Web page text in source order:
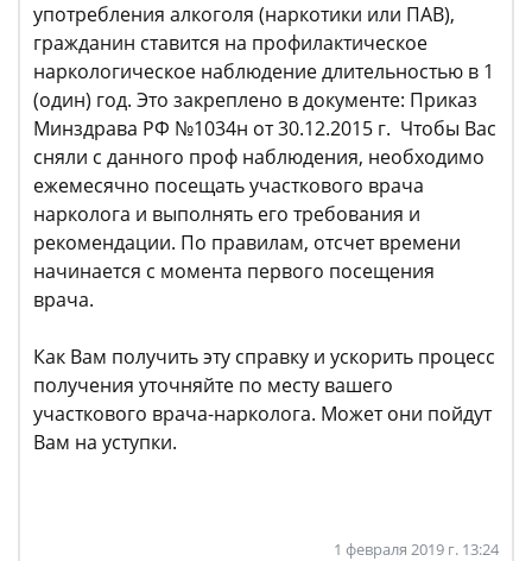
употребления алкоголя (наркотики или ПАВ),
гражданин ставится на профилактическое
наркологическое наблюдение длительностью в 1
(один) год. Это закреплено в документе: Приказ
Минздрава РФ №1034н от 30.12.2015 г. Чтобы Вас
сняли с данного проф наблюдения, необходимо
ежемесячно посещать участкового врача
нарколога и выполнять его требования и
рекомендации. По правилам, отсчет времени
начинается с момента первого посещения
врача.
Как Вам получить эту справку и ускорить процесс
получения уточняйте по месту вашего
участкового врача-нарколога. Может они пойдут
Вам на уступки.
1 февраля 2019 г. 13:24